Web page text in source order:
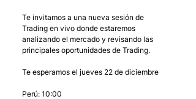
Te invitamos a una nueva sesión de
Trading en vivo donde estaremos
analizando el mercado y revisando las
principales oportunidades de Trading.
Te esperamos el jueves 22 de diciembre
Perú: 10:00